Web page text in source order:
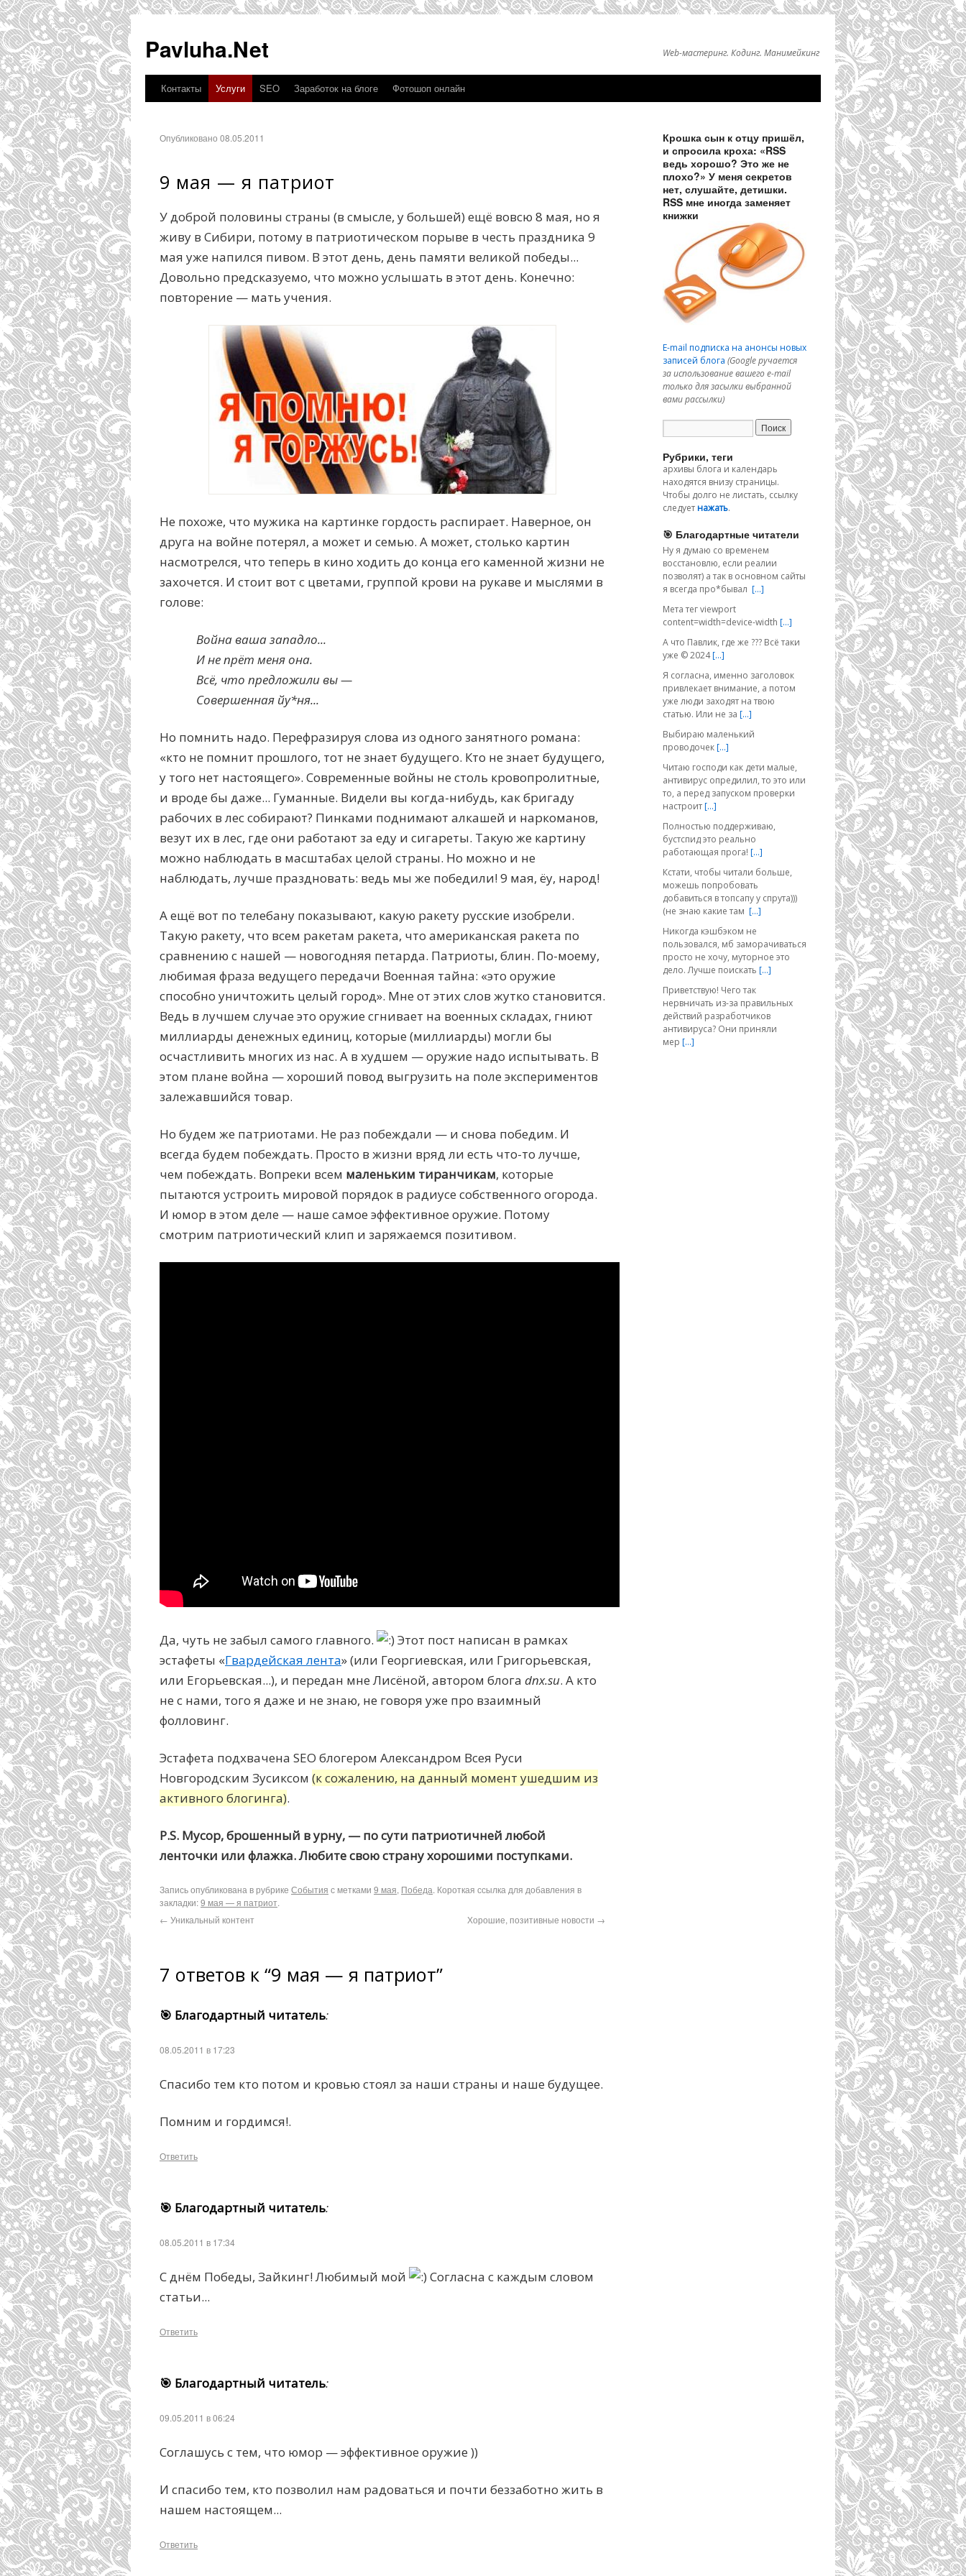
Pavluha.Net Web-мастеринг. Кодинг. Манимейкинг
Контакты Услуги SEO Заработок на блоге Фотошоп онлайн
Опубликовано 08.05.2011
9 мая — я патриот
У доброй половины страны (в смысле, у большей) ещё вовсю 8 мая, но я
живу в Сибири, потому в патриотическом порыве в честь праздника 9
мая уже напился пивом. В этот день, день памяти великой победы...
Довольно предсказуемо, что можно услышать в этот день. Конечно:
повторение — мать учения.
Не похоже, что мужика на картинке гордость распирает. Наверное, он
друга на войне потерял, а может и семью. А может, столько картин
насмотрелся, что теперь в кино ходить до конца его каменной жизни не
захочется. И стоит вот с цветами, группой крови на рукаве и мыслями в
голове:
Война ваша западло...
И не прёт меня она.
Всё, что предложили вы —
Совершенная йу*ня...
Но помнить надо. Перефразируя слова из одного занятного романа:
«кто не помнит прошлого, тот не знает будущего. Кто не знает будущего,
у того нет настоящего». Современные войны не столь кровопролитные,
и вроде бы даже... Гуманные. Видели вы когда-нибудь, как бригаду
рабочих в лес собирают? Пинками поднимают алкашей и наркоманов,
везут их в лес, где они работают за еду и сигареты. Такую же картину
можно наблюдать в масштабах целой страны. Но можно и не
наблюдать, лучше праздновать: ведь мы же победили! 9 мая, ёу, народ!
А ещё вот по телебану показывают, какую ракету русские изобрели.
Такую ракету, что всем ракетам ракета, что американская ракета по
сравнению с нашей — новогодняя петарда. Патриоты, блин. По-моему,
любимая фраза ведущего передачи Военная тайна: «это оружие
способно уничтожить целый город». Мне от этих слов жутко становится.
Ведь в лучшем случае это оружие сгнивает на военных складах, гниют
миллиарды денежных единиц, которые (миллиарды) могли бы
осчастливить многих из нас. А в худшем — оружие надо испытывать. В
этом плане война — хороший повод выгрузить на поле экспериментов
залежавшийся товар.
Но будем же патриотами. Не раз побеждали — и снова победим. И
всегда будем побеждать. Просто в жизни вряд ли есть что-то лучше,
чем побеждать. Вопреки всем маленьким тиранчикам, которые
пытаются устроить мировой порядок в радиусе собственного огорода.
И юмор в этом деле — наше самое эффективное оружие. Потому
смотрим патриотический клип и заряжаемся позитивом.
Да, чуть не забыл самого главного.
Этот пост написан в рамках
эстафеты «Гвардейская лента» (или Георгиевская, или Григорьевская,
или Егорьевская...), и передан мне Лисёной, автором блога dnx.su. А кто
не с нами, того я даже и не знаю, не говоря уже про взаимный
фолловинг.
Эстафета подхвачена SEO блогером Александром Всея Руси
Новгородским Зусиксом (к сожалению, на данный момент ушедшим из
активного блогинга).
P.S. Мусор, брошенный в урну, — по сути патриотичней любой
ленточки или флажка. Любите свою страну хорошими поступками.
Запись опубликована в рубрике События с метками 9 мая, Победа. Короткая ссылка для добавления в
закладки:9 мая — я патриот.
← Уникальный контент Хорошие, позитивные новости →
7 ответов к “9 мая — я патриот”
🎯 Благодартный читатель:
08.05.2011 в 17:23
Спасибо тем кто потом и кровью стоял за наши страны и наше будущее.
Помним и гордимся!.
Ответить
🎯 Благодартный читатель:
08.05.2011 в 17:34
С днём Победы, Зайкинг! Любимый мой
Согласна с каждым словом
статьи...
Ответить
🎯 Благодартный читатель:
09.05.2011 в 06:24
Соглашусь с тем, что юмор — эффективное оружие ))
И спасибо тем, кто позволил нам радоваться и почти беззаботно жить в
нашем настоящем...
Ответить
Крошка сын к отцу пришёл,
и спросила кроха: «RSS
ведь хорошо? Это же не
плохо?» У меня секретов
нет, слушайте, детишки.
RSS мне иногда заменяет
книжки
E-mail подписка на анонсы новых
записей блога (Google ручается
за использование вашего e-mail
только для засылки выбранной
вами рассылки)
Рубрики, теги
архивы блога и календарь
находятся внизу страницы.
Чтобы долго не листать, ссылку
следуетнажать.
🎯 Благодартные читатели
Ну я думаю со временем
восстановлю, если реалии
позволят) а так в основном сайты
я всегда про*бывал […]
Мета тег viewport
content=width=device-width […]
А что Павлик, где же ??? Всё таки
уже © 2024[…]
Я согласна, именно заголовок
привлекает внимание, а потом
уже люди заходят на твою
статью. Или не за […]
Выбираю маленький
проводочек[…]
Читаю господи как дети малые,
антивирус опредилил, то это или
то, а перед запуском проверки
настроит[…]
Полностью поддерживаю,
бустспид это реально
работающая прога! […]
Кстати, чтобы читали больше,
можешь попробовать
добавиться в топсапу у спрута)))
(не знаю какие там […]
Никогда кэшбэком не
пользовался, мб заморачиваться
просто не хочу, муторное это
дело. Лучше поискать […]
Приветствую! Чего так
нервничать из-за правильных
действий разработчиков
антивируса? Они приняли
мер […]